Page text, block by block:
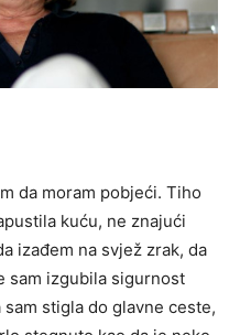
da moram pobjeći. Tiho
kuću, ne znajući
izađem na svjež zrak, da
sam izgubila sigurnost
sam stigla do glavne ceste,